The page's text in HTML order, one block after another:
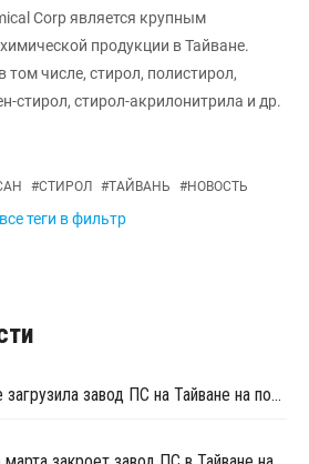
Corp является крупным
продукции в Тайване.
числе, стирол, полистирол,
стирол, стирол-акрилонитрила и др.
#СТИРОЛ #ТАЙВАНЬ #НОВОСТЬ
теги в фильтр
Taita Chemical в апреле загрузила завод ПС на Тайване на полную мощность